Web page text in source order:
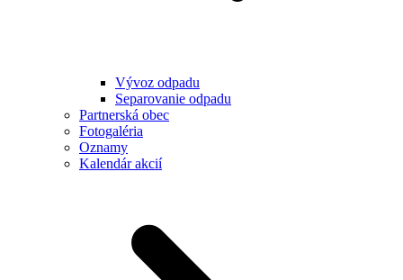
Vývoz odpadu
Separovanie odpadu
Partnerská obec
Fotogaléria
Oznamy
Kalendár akcií